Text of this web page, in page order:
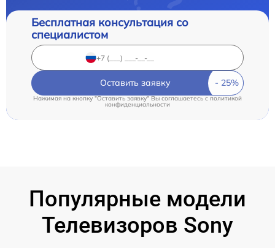
Бесплатная консультация со
специалистом
Оставить заявку
Нажимая на кнопку "Оставить заявку" Вы соглашаетесь cполитикой
конфиденциальности
Популярные модели
Телевизоров Sony